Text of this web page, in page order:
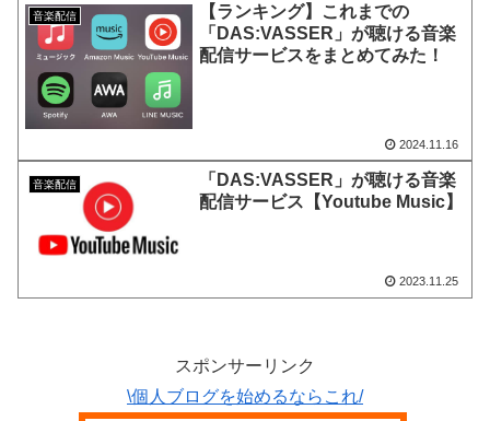
音楽配信
【ランキング】これまでの
「DAS:VASSER」が聴ける音楽
配信サービスをまとめてみた！
2024.11.16
音楽配信
「DAS:VASSER」が聴ける音楽
配信サービス【Youtube Music】
2023.11.25
スポンサーリンク
\個人ブログを始めるならこれ/